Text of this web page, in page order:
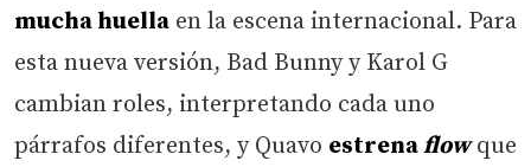
mucha huella en la escena internacional. Para
esta nueva versión, Bad Bunny y Karol G
cambian roles, interpretando cada uno
párrafos diferentes, y Quavo estrenaflowque